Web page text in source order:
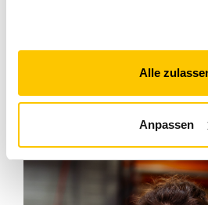
Alle
Anpassen